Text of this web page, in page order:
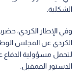
الشكلية.
الكردي عن المجلس
لتحمل مسؤولية الدفاع
الدستور الممقبل.